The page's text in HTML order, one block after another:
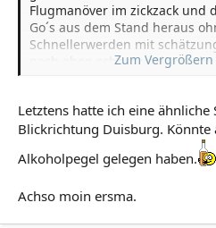
Flugmanöver im zickzack und
Go´s aus dem Stand heraus
Schnellerwerden mit
nach oben schoss und
Gruß
Zum
Letztens hatte ich eine ähnliche
Blickrichtung Duisburg. Könnte
Alkoholpegel gelegen haben.
Achso moin ersma.